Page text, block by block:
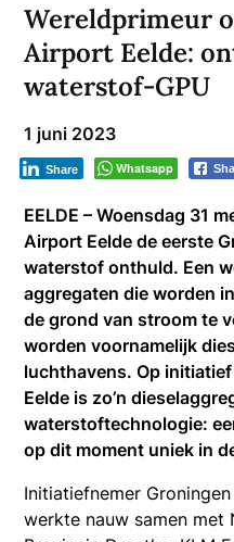
Wereldprimeur
Airport Eelde:
waterstof-GPU
1 juni 2023
Whatsapp
Share
EELDE – Woensdag 31
Airport Eelde de eerste
waterstof onthuld. Een
aggregaten die worden
de grond van stroom te
worden voornamelijk
luchthavens. Op
Eelde is zo’n
waterstoftechnologie:
op dit moment uniek in
Initiatiefnemer
werkte nauw samen met